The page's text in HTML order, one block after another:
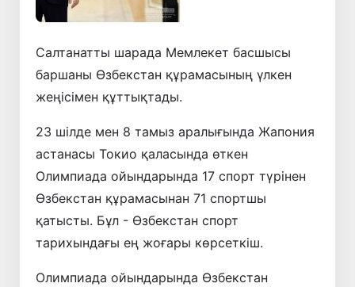
Салтанатты шарада Мемлекет басшысы
баршаны Өзбекстан құрамасының үлкен
жеңісімен құттықтады.
23 шілде мен 8 тамыз аралығында Жапония
астанасы Токио қаласында өткен
Олимпиада ойындарында 17 спорт түрінен
Өзбекстан құрамасынан 71 спортшы
қатысты. Бұл - Өзбекстан спорт
тарихындағы ең жоғары көрсеткіш.
Олимпиада ойындарында Өзбекстан